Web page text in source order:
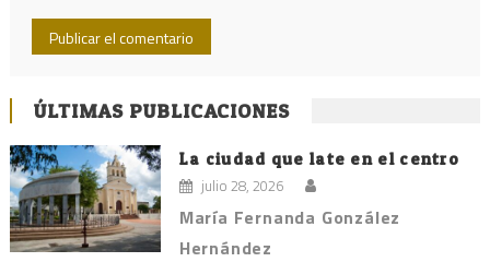
ÚLTIMAS PUBLICACIONES
La ciudad que late en el centro
julio 28, 2026
María Fernanda González
Hernández